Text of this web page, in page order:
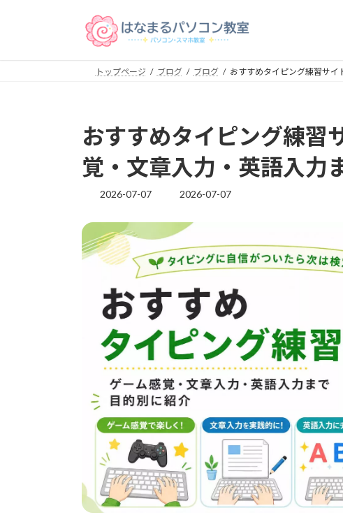
トップページ ブログ ブログ おすすめタイピング練習サ
おすすめタイピング練習
覚・文章入力・英語入力
2026-07-07
最
更
新
日
時
2026-07-07